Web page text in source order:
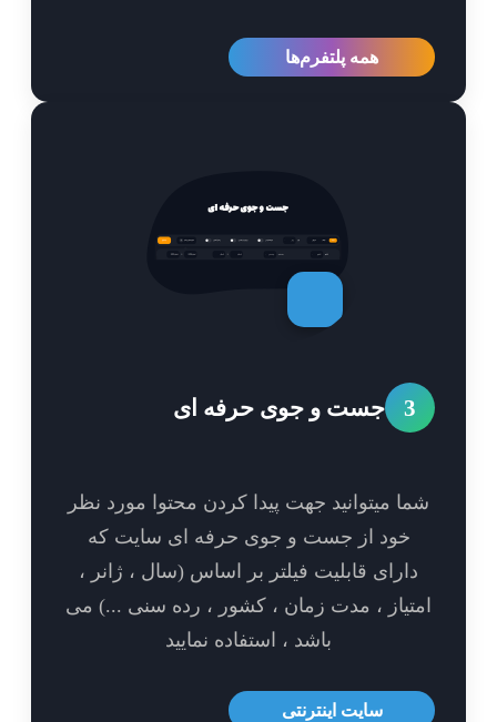
همه پلتفرم‌ها
جست و جوی حرفه ای
میتوانید جهت پیدا کردن محتوا مورد نظر
خود از جست و جوی حرفه ای سایت که
دارای قابلیت فیلتر بر اساس (سال ، ژانر ،
، مدت زمان ، کشور ، رده سنی ...) می
باشد ، استفاده نمایید
سایت اینترنتی